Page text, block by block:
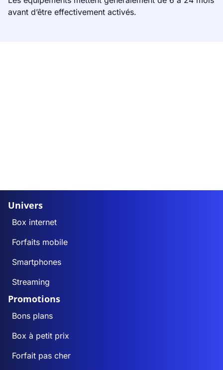
avant d’être effectivement activés.
Univers
Box internet
Forfaits mobile
Smartphones
Streaming
Promotions
Bons plans
Box à petit prix
Forfait pas cher